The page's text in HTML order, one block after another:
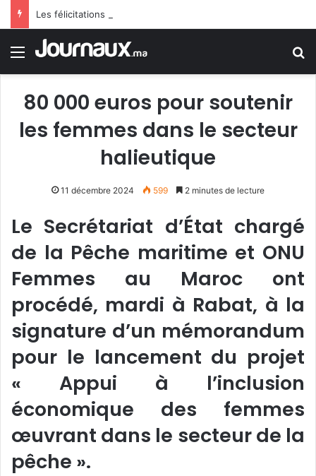
Menu
80 000 euros pour soutenir
les femmes dans le secteur
halieutique
11 décembre 2024 599 2 minutes de lecture
Le Secrétariat d’État chargé
de la Pêche maritime et ONU
Femmes au Maroc ont
procédé, mardi à Rabat, à la
signature d’un mémorandum
pour le lancement du projet
« Appui à l’inclusion
économique des femmes
œuvrant dans le secteur de la
pêche ».